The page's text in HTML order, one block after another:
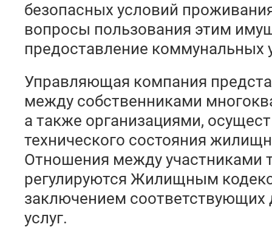
безопасных условий
вопросы пользования этим
предоставление коммунальных
Управляющая компания
между собственниками
а также организациями,
технического состояния
Отношения между участниками
регулируются Жилищным
заключением соответствующих
услуг.